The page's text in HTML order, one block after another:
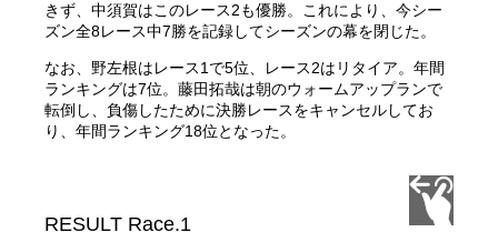
きず、中須賀はこのレース2も優勝。これにより、今シー
ズン全8レース中7勝を記録してシーズンの幕を閉じた。
なお、野左根はレース1で5位、レース2はリタイア。年間
ランキングは7位。藤田拓哉は朝のウォームアップランで
転倒し、負傷したために決勝レースをキャンセルしてお
り、年間ランキング18位となった。
RESULT Race.1